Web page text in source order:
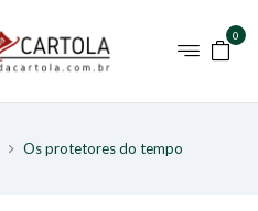
0
Os protetores do tempo